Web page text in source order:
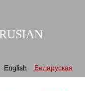
English Беларуская